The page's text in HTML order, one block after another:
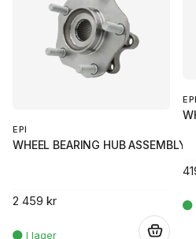
EPI
WHEEL BEARING HUB ASSEMBLY
2 459 kr
EPI